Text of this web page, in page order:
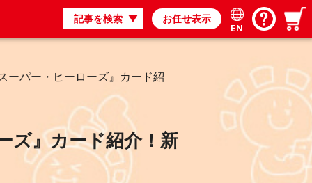
記事を検索 お任せ表示
EN
ーパー・ヒーローズ』カード紹
ズ』カード紹介！新